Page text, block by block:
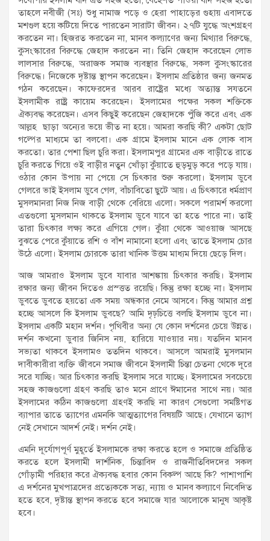
তাহলে নবীজী (সঃ) শুধু নামাজ পড়ে ও হেরা পাহাড়ের গুহায় এবাদতে
মশগুল হয়ে কটিয়ে দিতে পারতেন সারাটা জীবন। ২৭টি যুদ্ধে অংশগ্রহণ
করতেন না। হিজরত করতেন না, মানব কল্যাণের জন্য মিথ্যার বিরুদ্ধে,
কুসংস্কারের বিরুদ্ধে জেহাদ করতেন না। তিনি জেহাদ করেছেন লোভ
লালসার বিরুদ্ধে, অরাজক সমাজ ব্যবস্থার বিরুদ্ধে, সকল কুসংস্কারের
বিরুদ্ধে। নিজেকে দৃষ্টান্ত স্থাপন করেছেন। ইসলাম প্রতিষ্ঠার জন্য জনমত
গঠন করেছেন। কাফেরদের আরব রাষ্ট্রের মধ্যে অত্যান্ত সযতনে
ইসলামীক রাষ্ট্র কায়েম করেছেন। ইসলামের পক্ষের সকল শক্তিকে
ঐক্যবদ্ধ করেছেন। এসব কিছুই করেছেন জেহাদকে পুঁজি করে এবং এক
আল্ল­হ ছাড়া অন্যের ভয়ে ভীত না হয়ে। আমরা করছি কী? একটা ছোট
গল্পের মাধ্যমে তা বলবো। এক গ্রামে ইসলাম মানে এক লোক বাস
করতো। তার পেশা ছিল চুরি করা। ইসলামপুর গ্রামের এক বাড়ীতে রাতে
চুরি করতে গিয়ে ওই বাড়ীর নতুন খোঁড়া কুঁয়াতে হুড়মুড় করে পড়ে যায়।
ওঠার কোন উপায় না পেয়ে সে চিৎকার শুরু করলো। ইসলাম ডুবে
গেলরে ভাই ইসলাম ডুবে গেল, বাঁচাবিতো ছুটে আয়। এ চিৎকারে ধর্মপ্রাণ
মুসলমানরা নিজ নিজ বাড়ী থেকে বেরিয়ে এলো। সকলে পরামর্শ করলো
এতগুলো মুসলমান থাকতে ইসলাম ডুবে যাবে তা হতে পারে না। তাই
তারা চিৎকার লক্ষ্য করে এগিয়ে গেল। কুঁয়া থেকে আওয়াজ আসছে
বুঝতে পেরে কুঁয়াতে রশি ও বাঁশ নামানো হলো এবং তাতে ইসলাম চোর
উঠে এলো। ইসলাম চোরকে তারা খানিক উত্তম মাধ্যম দিয়ে ছেড়ে দিল।
আজ আমরাও ইসলাম ডুবে যাবার আশঙ্কায় চিৎকার করছি। ইসলাম
রক্ষার জন্য জীবন দিতেও প্রস্ত্তত রয়েছি। কিন্তু রক্ষা হচ্ছে না। ইসলাম
ডুবতে ডুবতে হয়তো এক সময় অন্ধকার নেমে আসবে। কিন্তু আমার প্রশ্ন
হচ্ছে আসলে কি ইসলাম ডুবছে? আমি দৃঢ়চিত্তে বলছি ইসলাম ডুবে না।
ইসলাম একটি মহান দর্শন। পৃথিবীর অন্য যে কোন দর্শনের চেয়ে উন্নত।
দর্শন কখনো ডুবার জিনিস নয়, হারিয়ে যাওয়ার নয়। যতদিন মানব
সভ্যতা থাকবে ইসলামও ততদিন থাকবে। আসলে আমরাই মুসলমান
দাবীকারীরা ব্যক্তি জীবনে সমাজ জীবনে ইসলামী চিন্তা চেতনা থেকে দূরে
সরে যাচ্ছি। আর চিৎকার করছি ইসলাম সরে যাচ্ছে। ইসলামের সবচেয়ে
সহজ কাজগুলো গ্রহণ করছি তাও মনে প্রাণে ঈমানের সাথে নয়। আর
ইসলামের কঠিন কাজগুলো গ্রহণই করছি না কারণ সেগুলো সমষ্টিগত
ব্যাপার তাতে ত্যাগের এমনকি আত্মত্যাগের বিষয়টি আছে। যেখানে ত্যাগ
নেই সেখানে আদর্শ নেই। দর্শন নেই।
এমনি দূর্যোগপূর্ণ মুহূর্তে ইসলামকে রক্ষা করতে হলে ও সমাজে প্রতিষ্ঠিত
করতে হলে ইসলামী দার্শনিক, চিন্তাবিদ ও রাজনীতিবিদদের সকল
গোঁড়ামী পরিহার করে ঐক্যবদ্ধ হবার কোন বিকল্প আছে কি? পাশাপাশি
এ দর্শনের মুখপাত্রদের প্রত্যেককে সত্য, ন্যায় ও মানব কল্যাণে নিবেদিত
হতে হবে, দৃষ্টান্ত স্থাপন করতে হবে সমাজে যার আলোকে মানুষ আকৃষ্ট
হবে।